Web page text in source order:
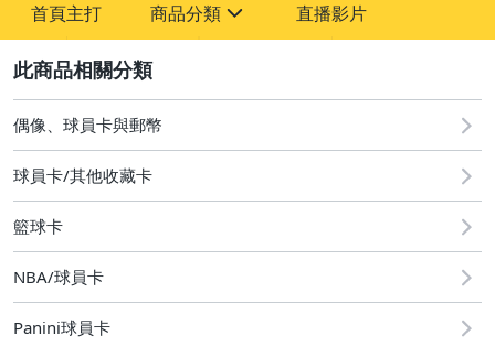
首頁主打 商品分類
成人專區
偶像、球員卡與郵幣
直播影片
偶像、球員卡與郵幣
球員卡/其他收藏卡
籃球卡
NBA/球員卡
Panini球員卡